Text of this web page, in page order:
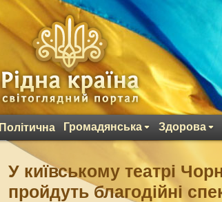
Політична Громадянська Здорова
У київському театрі
пройдуть благодійні